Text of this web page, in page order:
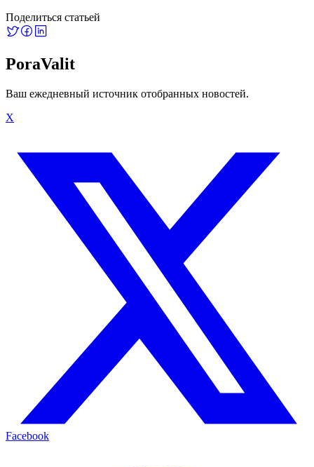
Поделиться статьей
PoraValit
Ваш ежедневный источник отобранных новостей.
X
Facebook